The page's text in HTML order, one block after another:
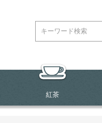
紅茶